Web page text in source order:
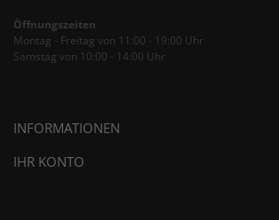
Öffnungszeiten
Montag - Freitag von 11:00 - 19:00 Uhr
Samstag von 10:00 - 14:00 Uhr
INFORMATIONEN
IHR KONTO